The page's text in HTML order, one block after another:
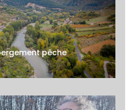
pêche